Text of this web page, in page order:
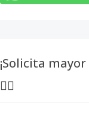
¡Solicita
👇🏽